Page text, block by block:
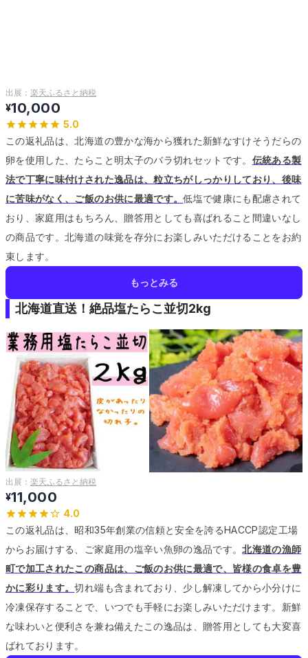
出展： 楽天ふるさと納税
¥10,000
5.0
この返礼品は、北海道の豊かな海から獲れた新鮮なすけそうだらの
卵を使用した、たらこと明太子のバラ切れセットです。 伝統ある製
法で丁寧に味付けされた逸品は、粒立ちがしっかりしており、後味
に苦味がなく、ご飯のお供に最適です。低塩で健康にも配慮されて
おり、家庭用はもちろん、贈答用としても喜ばれること間違いなし
の商品です。北海道の味覚を存分にお楽しみいただけることをお約
束します。
もっとみる
北海道直送！絶品塩たらこ並切2kg
出展： 楽天ふるさと納税
¥11,000
4.0
この返礼品は、昭和35年創業の信頼と安全を誇るHACCP認定工場
からお届けする、ご家庭用の塩辛い魚卵の逸品です。北海道の漁師
町で加工されたこの商品は、ご飯のお供に最適で、皆様の食卓を豊
かに彩ります。切れ端も含まれており、少し解凍してから小分けに
冷凍保存することで、いつでも手軽にお楽しみいただけます。 新鮮
な味わいと便利さを兼ね備えたこの逸品は、贈答用としても大変喜
ばれております。